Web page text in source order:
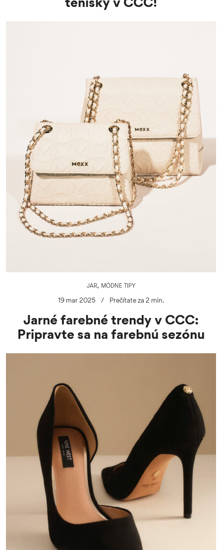
JAR, MÓDNE TIPY
19 mar 2025 / Prečítate za 2 min.
Jarné farebné trendy v CCC:
Pripravte sa na farebnú sezónu